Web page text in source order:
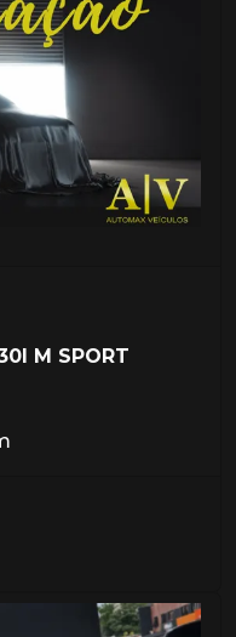
M SPORT